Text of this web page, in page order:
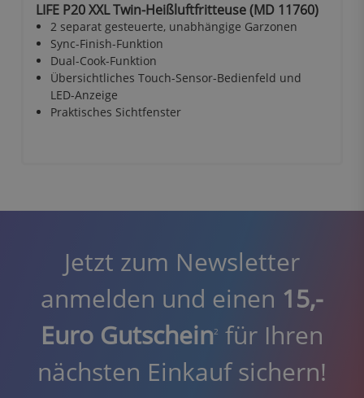
LIFE P20 XXL Twin-Heißluftfritteuse (MD 11760)
2 separat gesteuerte, unabhängige Garzonen
Sync-Finish-Funktion
Dual-Cook-Funktion
Übersichtliches Touch-Sensor-Bedienfeld und
LED-Anzeige
Praktisches Sichtfenster
Jetzt zum Newsletter
anmelden und einen 15,-
Euro Gutschein2
für Ihren
nächsten Einkauf sichern!